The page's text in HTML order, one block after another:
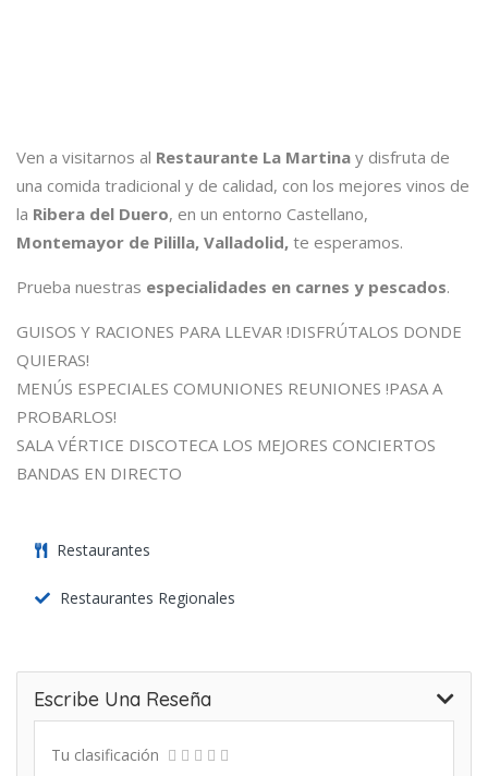
Ven a visitarnos al Restaurante La Martina y disfruta de
una comida tradicional y de calidad, con los mejores vinos de
la Ribera del Duero, en un entorno Castellano,
Montemayor de Pililla, Valladolid, te esperamos.
Prueba nuestras especialidades en carnes y pescados.
GUISOS Y RACIONES PARA LLEVAR !DISFRÚTALOS DONDE
QUIERAS!
MENÚS ESPECIALES COMUNIONES REUNIONES !PASA A
PROBARLOS!
SALA VÉRTICE DISCOTECA LOS MEJORES CONCIERTOS
BANDAS EN DIRECTO
Restaurantes
Restaurantes Regionales
Escribe Una Reseña
Tu clasificación